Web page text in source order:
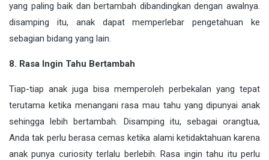
yang paling baik dan bertambah dibandingkan dengan awalnya.
disamping itu, anak dapat memperlebar pengetahuan ke
sebagian bidang yang lain.
8. Rasa Ingin Tahu Bertambah
Tiap-tiap anak juga bisa memperoleh perbekalan yang tepat
terutama ketika menangani rasa mau tahu yang dipunyai anak
sehingga lebih bertambah. Disamping itu, sebagai orangtua,
Anda tak perlu berasa cemas ketika alami ketidaktahuan karena
anak punya curiosity terlalu berlebih. Rasa ingin tahu itu perlu